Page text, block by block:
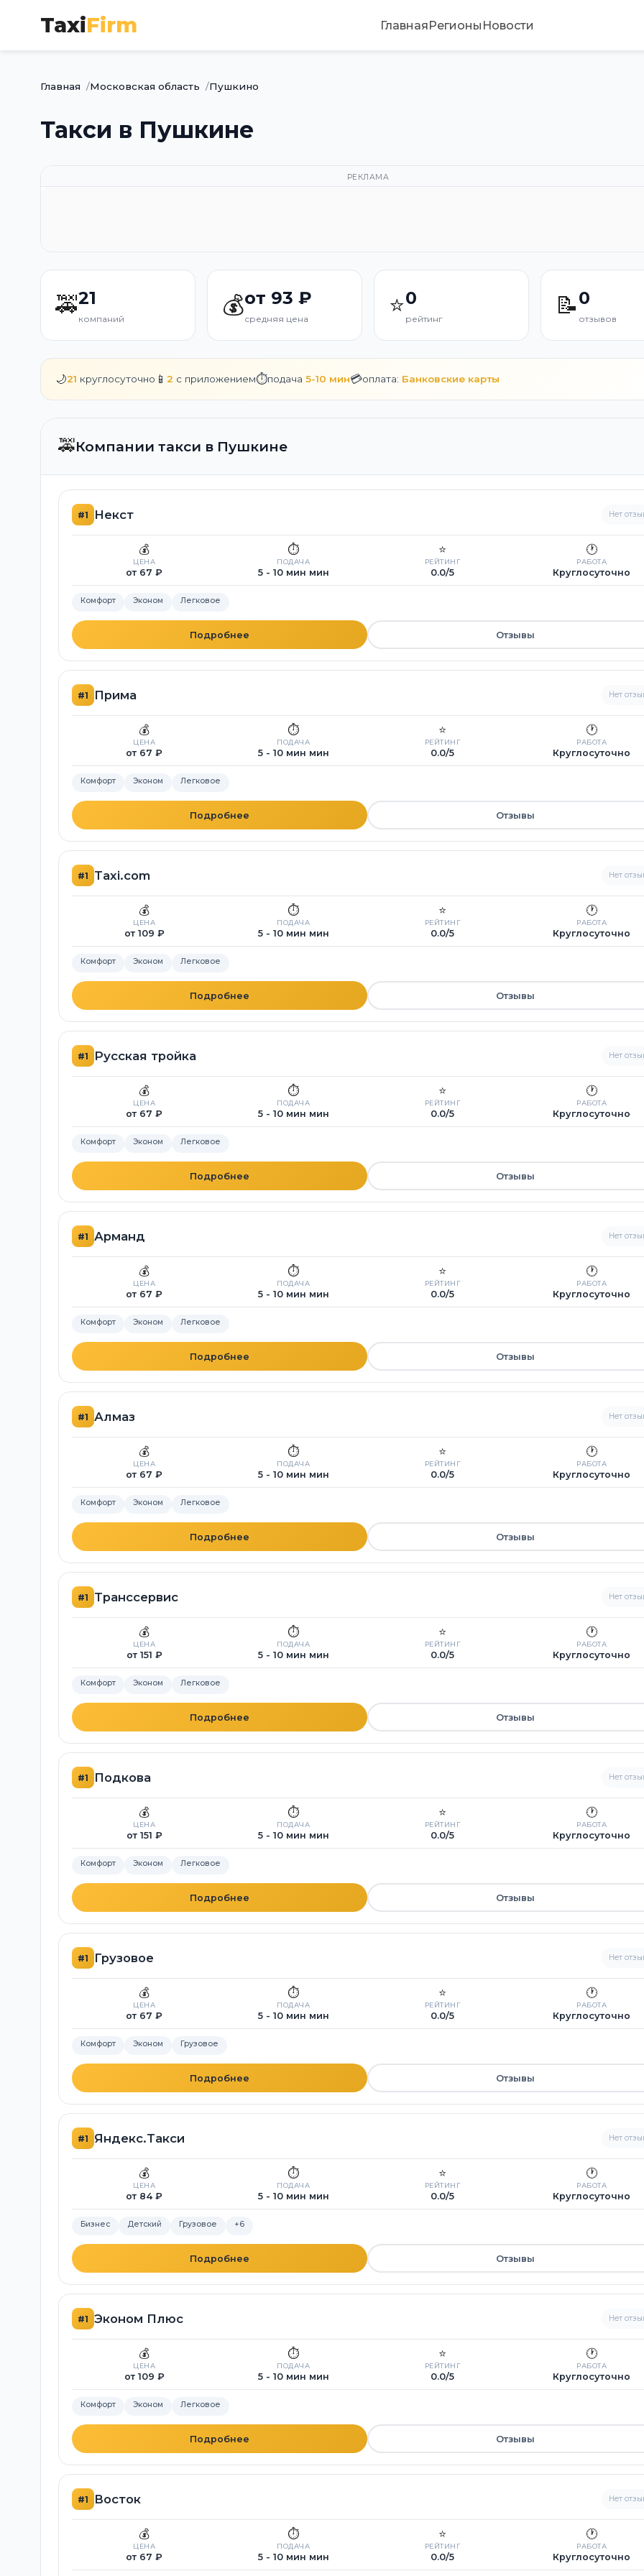
TaxiFirm ГлавнаяРегионы Новости
Главная Московская область Пушкино
Такси в Пушкине
РЕКЛАМА
🚕21
компаний 💰от 93 ₽
средняя цена ⭐0
рейтинг 📝0
отзывов
🌙21 круглосуточно 📱 2 с приложением⏱️подача 5-10 мин💳оплата: Банковские карты
🚕Компании такси в Пушкине
#1 Некст Нет
💰
ЦЕНА
от 67 ₽
⏱️
ПОДАЧА
5 - 10 мин мин
⭐
РЕЙТИНГ
0.0/5
🕐
РАБОТА
Круглосуточно
Комфорт Эконом Легковое
Подробнее Отзывы
#1 Прима Нет
💰
ЦЕНА
от 67 ₽
⏱️
ПОДАЧА
5 - 10 мин мин
⭐
РЕЙТИНГ
0.0/5
🕐
РАБОТА
Круглосуточно
Комфорт Эконом Легковое
Подробнее Отзывы
#1 Taxi.com Нет
💰
ЦЕНА
от 109 ₽
⏱️
ПОДАЧА
5 - 10 мин мин
⭐
РЕЙТИНГ
0.0/5
🕐
РАБОТА
Круглосуточно
Комфорт Эконом Легковое
Подробнее Отзывы
#1 Русская тройка Нет
💰
ЦЕНА
от 67 ₽
⏱️
ПОДАЧА
5 - 10 мин мин
⭐
РЕЙТИНГ
0.0/5
🕐
РАБОТА
Круглосуточно
Комфорт Эконом Легковое
Подробнее Отзывы
#1 Арманд Нет
💰
ЦЕНА
от 67 ₽
⏱️
ПОДАЧА
5 - 10 мин мин
⭐
РЕЙТИНГ
0.0/5
🕐
РАБОТА
Круглосуточно
Комфорт Эконом Легковое
Подробнее Отзывы
#1 Алмаз Нет
💰
ЦЕНА
от 67 ₽
⏱️
ПОДАЧА
5 - 10 мин мин
⭐
РЕЙТИНГ
0.0/5
🕐
РАБОТА
Круглосуточно
Комфорт Эконом Легковое
Подробнее Отзывы
#1 Транссервис Нет
💰
ЦЕНА
от 151 ₽
⏱️
ПОДАЧА
5 - 10 мин мин
⭐
РЕЙТИНГ
0.0/5
🕐
РАБОТА
Круглосуточно
Комфорт Эконом Легковое
Подробнее Отзывы
#1 Подкова Нет
💰
ЦЕНА
от 151 ₽
⏱️
ПОДАЧА
5 - 10 мин мин
⭐
РЕЙТИНГ
0.0/5
🕐
РАБОТА
Круглосуточно
Комфорт Эконом Легковое
Подробнее Отзывы
#1 Грузовое Нет
💰
ЦЕНА
от 67 ₽
⏱️
ПОДАЧА
5 - 10 мин мин
⭐
РЕЙТИНГ
0.0/5
🕐
РАБОТА
Круглосуточно
Комфорт Эконом Грузовое
Подробнее Отзывы
#1 Яндекс.Такси Нет
💰
ЦЕНА
от 84 ₽
⏱️
ПОДАЧА
5 - 10 мин мин
⭐
РЕЙТИНГ
0.0/5
🕐
РАБОТА
Круглосуточно
Бизнес Детский Грузовое +6
Подробнее Отзывы
#1 Эконом Плюс Нет
💰
ЦЕНА
от 109 ₽
⏱️
ПОДАЧА
5 - 10 мин мин
⭐
РЕЙТИНГ
0.0/5
🕐
РАБОТА
Круглосуточно
Комфорт Эконом Легковое
Подробнее Отзывы
#1 Восток Нет
💰
ЦЕНА
от 67 ₽
⏱️
ПОДАЧА
5 - 10 мин мин
⭐
РЕЙТИНГ
0.0/5
🕐
РАБОТА
Круглосуточно